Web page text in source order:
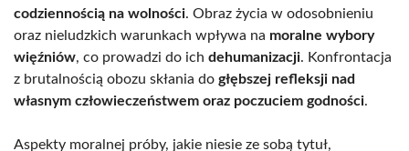
codziennością na wolności. Obraz życia w odosobnieniu
oraz nieludzkich warunkach wpływa na moralne wybory
więźniów, co prowadzi do ich dehumanizacji. Konfrontacja
z brutalnością obozu skłania do głębszej refleksji nad
własnym człowieczeństwem oraz poczuciem godności.
Aspekty moralnej próby, jakie niesie ze sobą tytuł,